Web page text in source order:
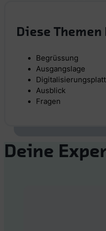
Diese
Begrüssung
Ausgangslage
Ausblick
Fragen
Deine